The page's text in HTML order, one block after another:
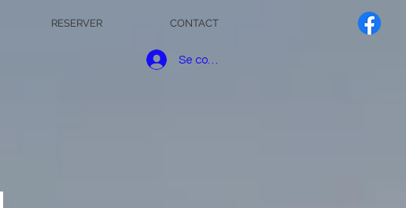
RESERVER CONTACT
Se connecter